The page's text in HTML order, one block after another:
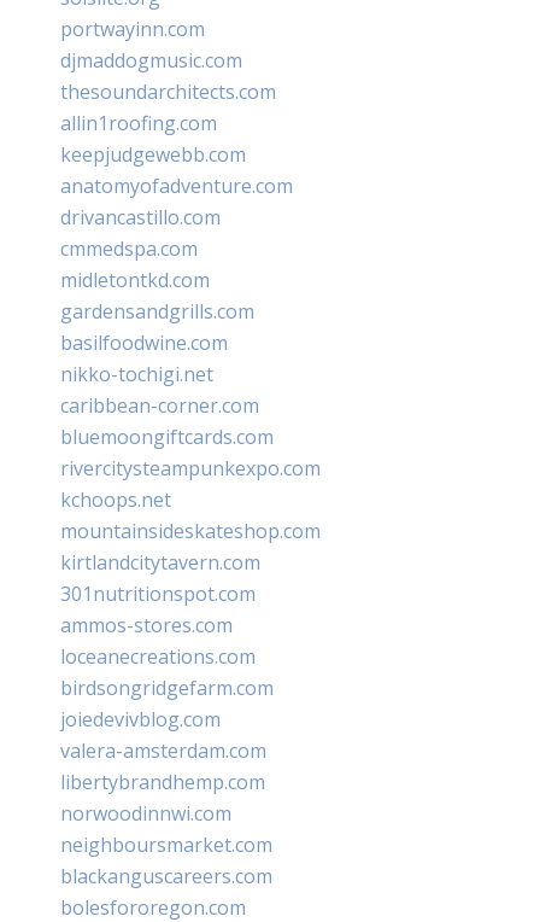
portwayinn.com
djmaddogmusic.com
thesoundarchitects.com
allin1roofing.com
keepjudgewebb.com
anatomyofadventure.com
drivancastillo.com
cmmedspa.com
midletontkd.com
gardensandgrills.com
basilfoodwine.com
nikko-tochigi.net
caribbean-corner.com
bluemoongiftcards.com
rivercitysteampunkexpo.com
kchoops.net
mountainsideskateshop.com
kirtlandcitytavern.com
301nutritionspot.com
ammos-stores.com
loceanecreations.com
birdsongridgefarm.com
joiedevivblog.com
valera-amsterdam.com
libertybrandhemp.com
norwoodinnwi.com
neighboursmarket.com
blackanguscareers.com
bolesfororegon.com